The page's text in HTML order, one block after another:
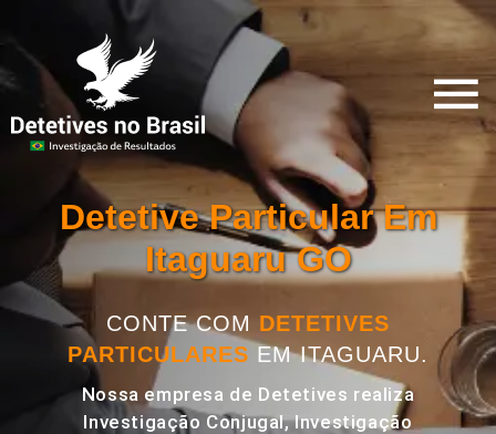
Detetive Particular Em
Itaguaru GO
CONTE COM DETETIVES
PARTICULARES EM ITAGUARU.
Nossa empresa de Detetives realiza
Investigação Conjugal, Investigação